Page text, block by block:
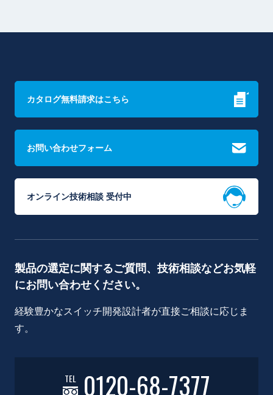
カタログ無料請求はこちら
お問い合わせフォーム
オンライン技術相談 受付中
製品の選定に関するご質問、技術相談などお気軽
にお問い合わせください。
経験豊かなスイッチ開発設計者が直接ご相談に応じま
す。
TEL 0120-68-7377